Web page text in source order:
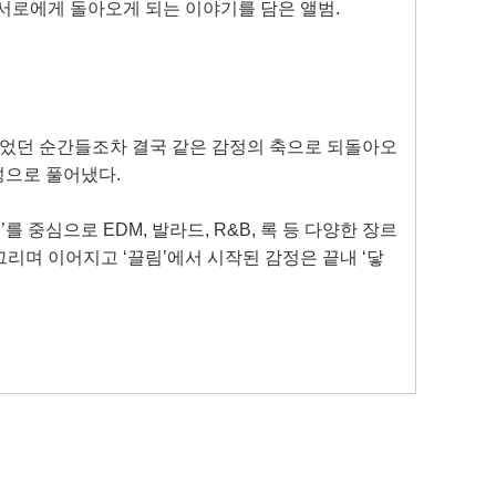
로에게 돌아오게 되는 이야기를 담은 앨범.
던 순간들조차 결국 같은 감정의 축으로 되돌아오
으로 풀어냈다.
’를 중심으로 EDM, 발라드, R&B, 록 등 다양한 장르
며 이어지고 ‘끌림’에서 시작된 감정은 끝내 ‘닿